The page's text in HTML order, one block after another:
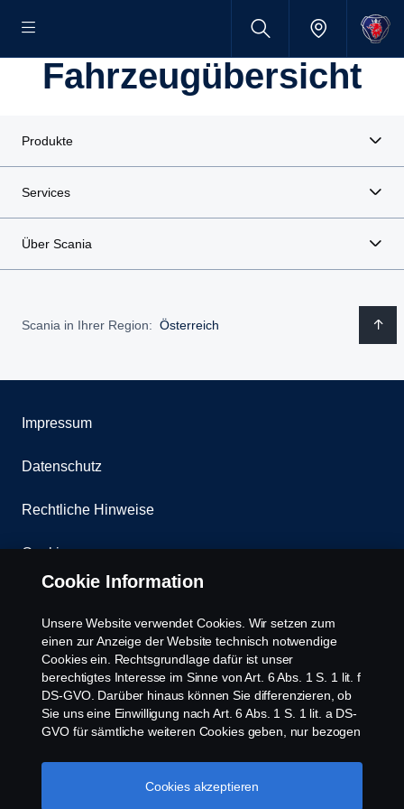
Fahrzeugübersicht
Produkte
Services
Über Scania
Scania in Ihrer Region: Österreich
Impressum
Datenschutz
Rechtliche Hinweise
Cookies
Whistleblowing
Scania Cookie Richtlinie
Cookie Information
Unsere Website verwendet Cookies. Wir setzen zum
einen zur Anzeige der Website technisch notwendige
Cookies ein. Rechtsgrundlage dafür ist unser
berechtigtes Interesse im Sinne von Art. 6 Abs. 1 S. 1 lit. f
DS-GVO. Darüber hinaus können Sie differenzieren, ob
Sie uns eine Einwilligung nach Art. 6 Abs. 1 S. 1 lit. a DS-
GVO für sämtliche weiteren Cookies geben, nur bezogen
Diese Einwilligung ist freiwillig und kann jederzeit mit
Zukunftswirkung widerrufen werden. Unsere Anbieter
Cookies akzeptieren